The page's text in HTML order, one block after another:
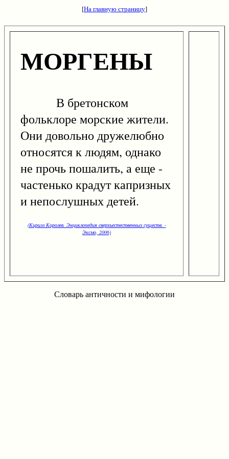
[На главную страницу]
МОРГЕНЫ
В бретонском
фольклоре морские жители.
Они довольно дружелюбно
относятся к людям, однако
не прочь пошалить, а еще -
частенько крадут капризных
и непослушных детей.
(Кирилл Королев. Энциклопедия сверхъестественных существ. -
Эксмо, 2006)
Словарь античности и мифологии